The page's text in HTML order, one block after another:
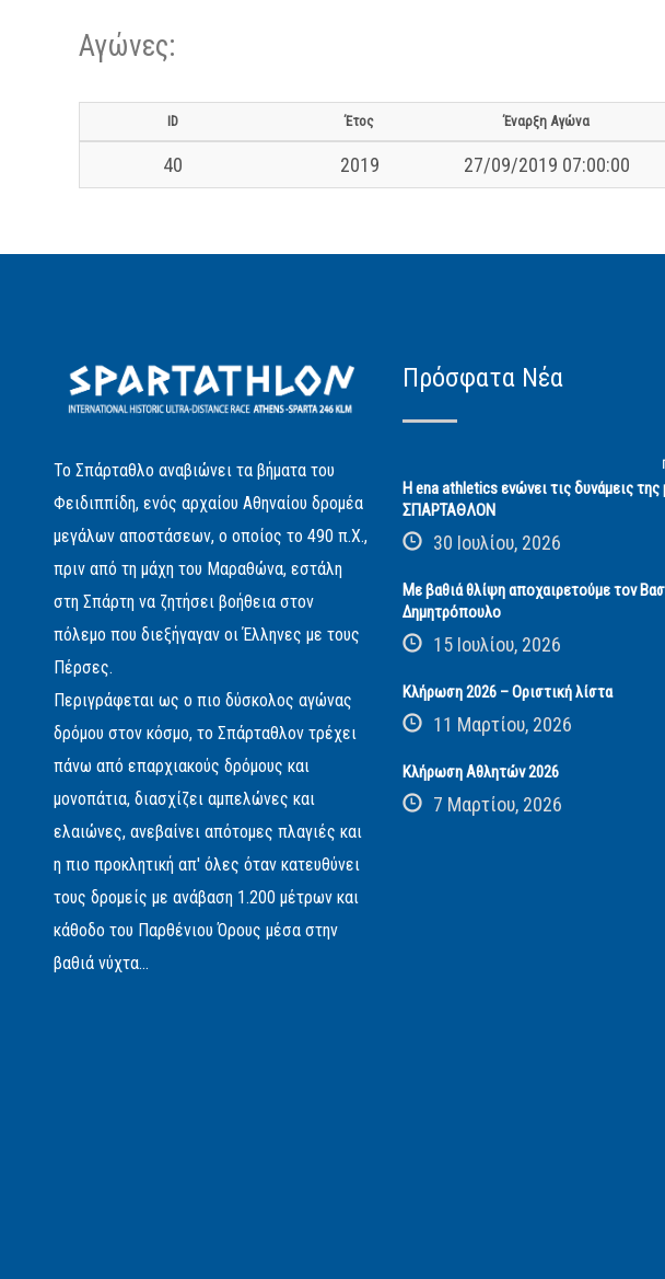
Αγώνες:
ID Έτος Έναρξη Αγώνα
40 2019 27/09/2019 07:00:00
Το Σπάρταθλο αναβιώνει τα βήματα του
Φειδιππίδη, ενός αρχαίου Αθηναίου δρομέα
μεγάλων αποστάσεων, ο οποίος το 490 π.Χ.,
πριν από τη μάχη του Μαραθώνα, εστάλη
στη Σπάρτη να ζητήσει βοήθεια στον
πόλεμο που διεξήγαγαν οι Έλληνες με τους
Πέρσες.
Περιγράφεται ως ο πιο δύσκολος αγώνας
δρόμου στον κόσμο, το Σπάρταθλον τρέχει
πάνω από επαρχιακούς δρόμους και
μονοπάτια, διασχίζει αμπελώνες και
ελαιώνες, ανεβαίνει απότομες πλαγιές και
η πιο προκλητική απ' όλες όταν κατευθύνει
τους δρομείς με ανάβαση 1.200 μέτρων και
κάθοδο του Παρθένιου Όρους μέσα στην
βαθιά νύχτα...
Πρόσφατα Νέα
Η ena athletics ενώνει τις δυνάμεις της
ΣΠΑΡΤΑΘΛΟΝ
30 Ιουλίου, 2026
Με βαθιά θλίψη αποχαιρετούμε τον
Δημητρόπουλο
15 Ιουλίου, 2026
Κλήρωση 2026 – Οριστική λίστα
11 Μαρτίου, 2026
Κλήρωση Αθλητών 2026
7 Μαρτίου, 2026